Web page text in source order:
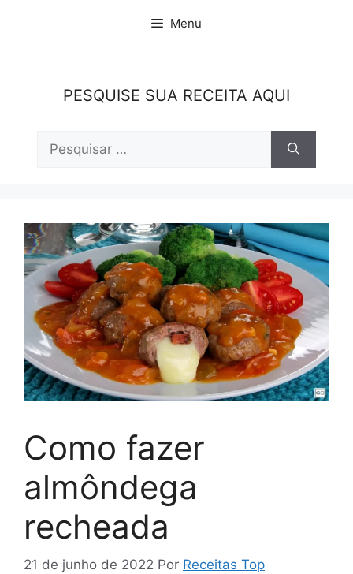
Menu
PESQUISE SUA RECEITA AQUI
por:
Como fazer
almôndega
recheada
21 de junho de 2022 Por Receitas Top